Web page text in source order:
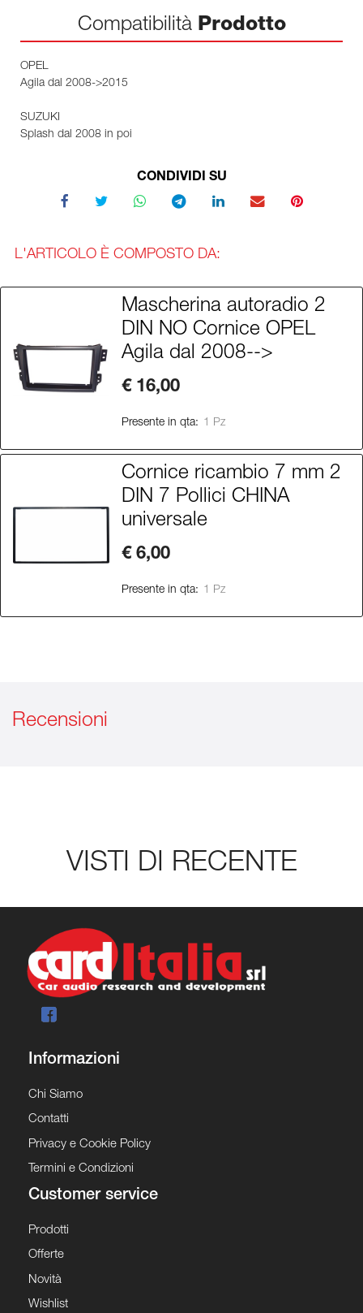
Compatibilità Prodotto
OPEL
Agila dal 2008->2015
SUZUKI
Splash dal 2008 in poi
CONDIVIDI SU
L'ARTICOLO È COMPOSTO DA:
Mascherina autoradio 2
DIN NO Cornice OPEL
Agila dal 2008-->
€ 16,00
Presente in qta: 1 Pz
Cornice ricambio 7 mm 2
DIN 7 Pollici CHINA
universale
€ 6,00
Presente in qta: 1 Pz
Recensioni
VISTI DI RECENTE
Informazioni
Chi Siamo
Contatti
Privacy e Cookie Policy
Termini e Condizioni
Customer service
Prodotti
Offerte
Novità
Wishlist